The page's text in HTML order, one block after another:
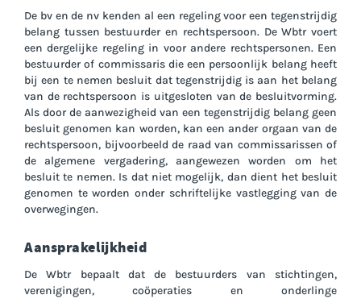
De bv en de nv kenden al een regeling voor een tegenstrijdig
belang tussen bestuurder en rechtspersoon. De Wbtr voert
een dergelijke regeling in voor andere rechtspersonen. Een
bestuurder of commissaris die een persoonlijk belang heeft
bij een te nemen besluit dat tegenstrijdig is aan het belang
van de rechtspersoon is uitgesloten van de besluitvorming.
Als door de aanwezigheid van een tegenstrijdig belang geen
besluit genomen kan worden, kan een ander orgaan van de
rechtspersoon, bijvoorbeeld de raad van commissarissen of
de algemene vergadering, aangewezen worden om het
besluit te nemen. Is dat niet mogelijk, dan dient het besluit
genomen te worden onder schriftelijke vastlegging van de
overwegingen.
Aansprakelijkheid
De Wbtr bepaalt dat de bestuurders van stichtingen,
verenigingen, coöperaties en onderlinge